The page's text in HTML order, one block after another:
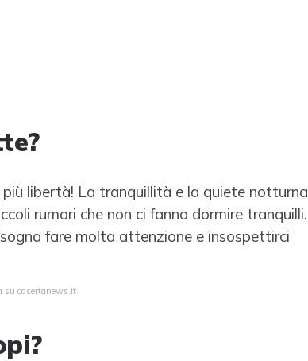
libertà! La tranquillità e la quiete notturna
rumori che non ci fanno dormire tranquilli.
fare molta attenzione e insospettirci
su casertanews.it